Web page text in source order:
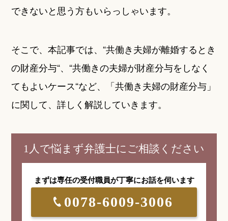
できないと思う方もいらっしゃいます。
そこで、本記事では、“共働き夫婦が離婚するとき
の財産分与“、“共働きの夫婦が財産分与をしなく
てもよいケース“など、「共働き夫婦の財産分与」
に関して、詳しく解説していきます。
1人で悩まず弁護士にご相談ください
まずは専任の受付職員が丁寧にお話を伺います
0078-6009-3006